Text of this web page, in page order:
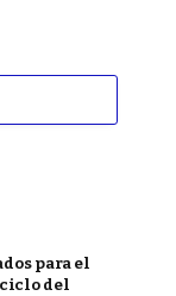
para el
del